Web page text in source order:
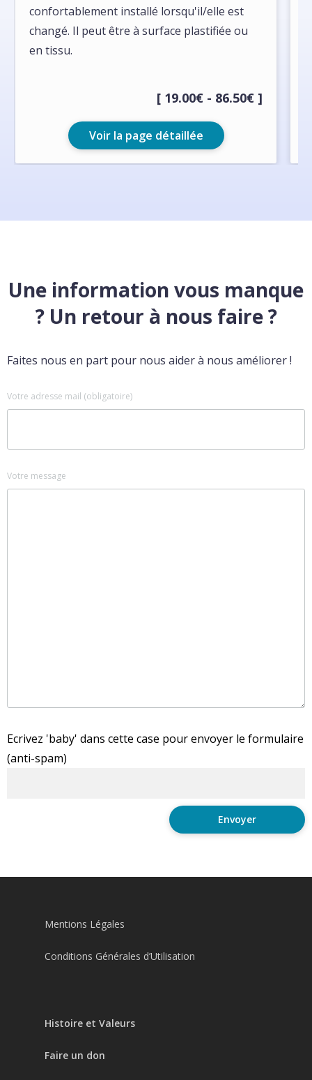
confortablement installé lorsqu'il/elle est
changé. Il peut être à surface plastifiée ou
en tissu.
[ 19.00€ - 86.50€ ]
Voir la page détaillée
Une information vous manque
? Un retour à nous faire ?
Faites nous en part pour nous aider à nous améliorer !
Votre adresse mail (obligatoire)
Votre message
Ecrivez 'baby' dans cette case pour envoyer le formulaire
(anti-spam)
Mentions Légales
Conditions Générales d’Utilisation
Histoire et Valeurs
Faire un don